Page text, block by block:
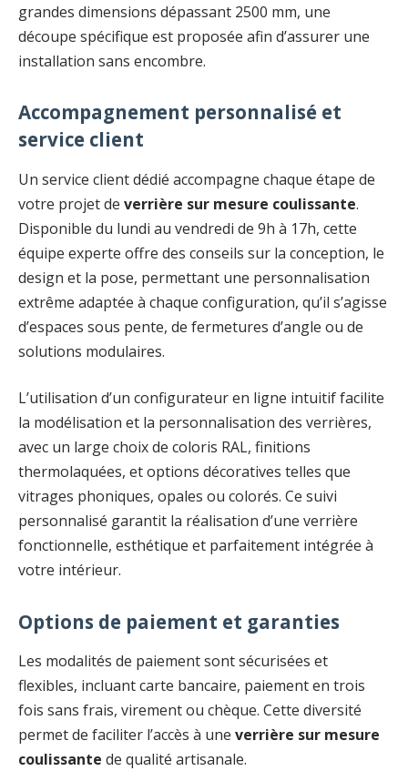
grandes dimensions dépassant 2500 mm, une
découpe spécifique est proposée afin d’assurer une
installation sans encombre.
Accompagnement personnalisé et
service client
Un service client dédié accompagne chaque étape de
votre projet de verrière sur mesure coulissante.
Disponible du lundi au vendredi de 9h à 17h, cette
équipe experte offre des conseils sur la conception, le
design et la pose, permettant une personnalisation
extrême adaptée à chaque configuration, qu’il s’agisse
d’espaces sous pente, de fermetures d’angle ou de
solutions modulaires.
L’utilisation d’un configurateur en ligne intuitif facilite
la modélisation et la personnalisation des verrières,
avec un large choix de coloris RAL, finitions
thermolaquées, et options décoratives telles que
vitrages phoniques, opales ou colorés. Ce suivi
personnalisé garantit la réalisation d’une verrière
fonctionnelle, esthétique et parfaitement intégrée à
votre intérieur.
Options de paiement et garanties
Les modalités de paiement sont sécurisées et
flexibles, incluant carte bancaire, paiement en trois
fois sans frais, virement ou chèque. Cette diversité
permet de faciliter l’accès à une verrière sur mesure
coulissante de qualité artisanale.